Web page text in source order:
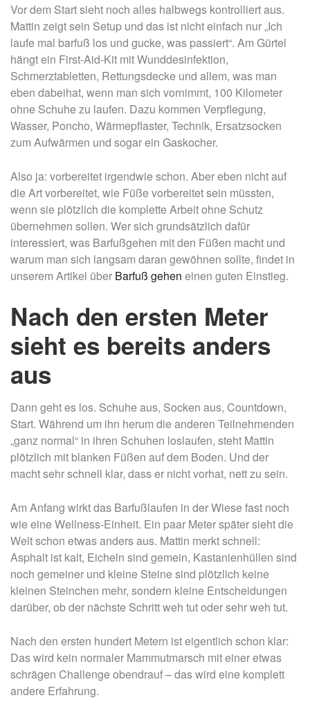
Vor dem Start sieht noch alles halbwegs kontrolliert aus.
Mattin zeigt sein Setup und das ist nicht einfach nur „Ich
laufe mal barfuß los und gucke, was passiert“. Am Gürtel
hängt ein First-Aid-Kit mit Wunddesinfektion,
Schmerztabletten, Rettungsdecke und allem, was man
eben dabeihat, wenn man sich vornimmt, 100 Kilometer
ohne Schuhe zu laufen. Dazu kommen Verpflegung,
Wasser, Poncho, Wärmepflaster, Technik, Ersatzsocken
zum Aufwärmen und sogar ein Gaskocher.
Also ja: vorbereitet irgendwie schon. Aber eben nicht auf
die Art vorbereitet, wie Füße vorbereitet sein müssten,
wenn sie plötzlich die komplette Arbeit ohne Schutz
übernehmen sollen. Wer sich grundsätzlich dafür
interessiert, was Barfußgehen mit den Füßen macht und
warum man sich langsam daran gewöhnen sollte, findet in
unserem Artikel über Barfuß gehen einen guten Einstieg.
Nach den ersten Meter
sieht es bereits anders
aus
Dann geht es los. Schuhe aus, Socken aus, Countdown,
Start. Während um ihn herum die anderen Teilnehmenden
„ganz normal“ in ihren Schuhen loslaufen, steht Mattin
plötzlich mit blanken Füßen auf dem Boden. Und der
macht sehr schnell klar, dass er nicht vorhat, nett zu sein.
Am Anfang wirkt das Barfußlaufen in der Wiese fast noch
wie eine Wellness-Einheit. Ein paar Meter später sieht die
Welt schon etwas anders aus. Mattin merkt schnell:
Asphalt ist kalt, Eicheln sind gemein, Kastanienhüllen sind
noch gemeiner und kleine Steine sind plötzlich keine
kleinen Steinchen mehr, sondern kleine Entscheidungen
darüber, ob der nächste Schritt weh tut oder sehr weh tut.
Nach den ersten hundert Metern ist eigentlich schon klar:
Das wird kein normaler Mammutmarsch mit einer etwas
schrägen Challenge obendrauf – das wird eine komplett
andere Erfahrung.